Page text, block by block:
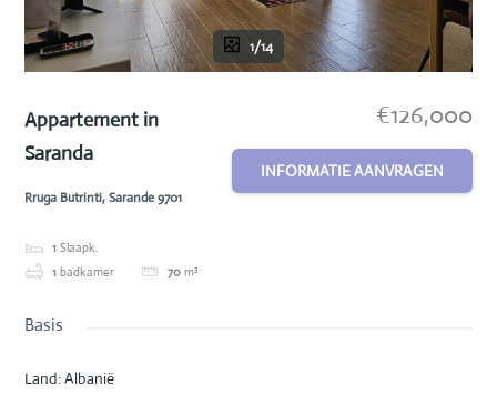
1/14
Appartement in
Saranda
Rruga Butrinti, Sarande 9701
1 Slaapk.
1 badkamer 70 m³
€126,000
INFORMATIE AANVRAGEN
Basis
Land:Albanië